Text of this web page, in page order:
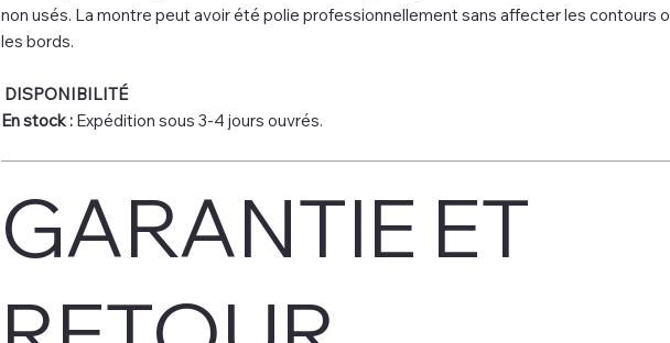
non usés. La montre peut avoir été polie professionnellement sans affecter les contours
les bords.
DISPONIBILITÉ
En stock :Expédition sous 3-4 jours ouvrés.
GARANTIE ET